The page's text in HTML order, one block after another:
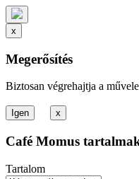
x
Megerősítés
Biztosan végrehajtja a
x
Café Momus
Tartalom